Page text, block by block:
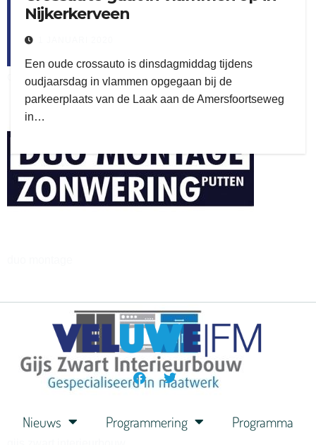
henkvandeberg
ook adverteren
Nijkerkerveen
Een oude crossauto is dinsdagmiddag tijdens
oudjaarsdag in vlammen opgegaan bij de
parkeerplaats van de Laak aan de Amersfoortseweg
in…
Nieuws Programmering Programma